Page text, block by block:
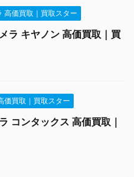
高価買取｜買取スター
ラ キヤノン 高価買取｜買
価買取｜買取スター
コンタックス 高価買取｜